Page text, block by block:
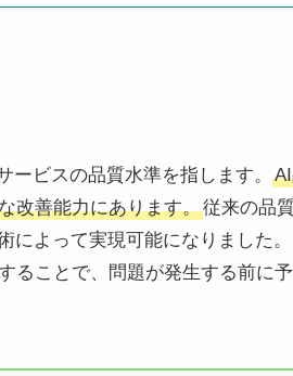
ビスの品質水準を指します。
改善能力にあります。従来の品
によって実現可能になりました
ることで、問題が発生する前に